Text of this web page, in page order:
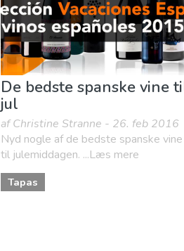
De bedste spanske vine
jul
af Christine Stranne - 26. feb 2016
Nyd nogle af de bedste spanske vine
til julemiddagen. ...Læs mere
Tapas